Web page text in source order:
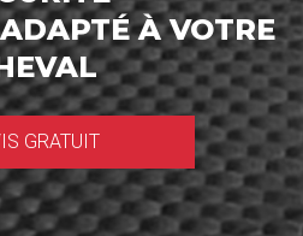
À VOTRE
GRATUIT